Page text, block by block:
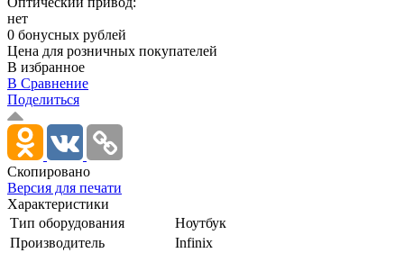
нет
0 бонусных рублей
Цена для розничных покупателей
В избранное
В Сравнение
Поделиться
Скопировано
Версия для печати
Характеристики
Тип оборудования
Ноутбук
Производитель
Infinix